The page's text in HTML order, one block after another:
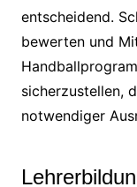
entscheidend.
bewerten und
sicherzustellen,
notwendiger